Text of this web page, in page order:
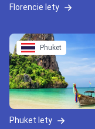
Florencie lety
Phuket
Phuket lety